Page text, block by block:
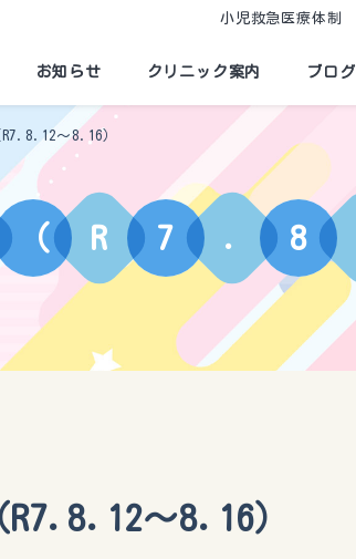
小児救急医療体制
お知らせ クリニック案内 ブログ
〜8.16）
（ R 7 . 8
〜8.16）